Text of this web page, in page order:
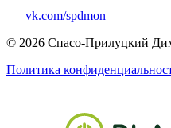
vk.com/spdmon
© 2026 Спасо-Прилуцкий
Политика